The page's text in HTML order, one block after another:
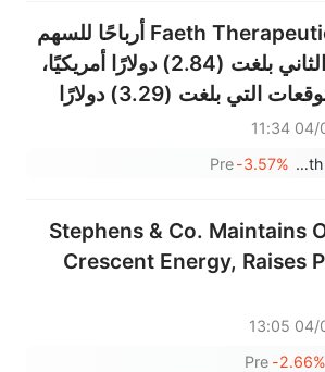
حققت شركة Faeth Therapeutics أرباحًا للسهم
الواحد في الربع الثاني بلغت (2.84) دولارًا أمريكيًا،
متجاوزة بذلك التوقعات التي بلغت (3.29) دولارًا
04/08
Faeth Therapeutics, Inc.
-3.57%
Pre
Stephens & Co. Maintains
Crescent Energy, Raises
04/08
-2.66%
Pre